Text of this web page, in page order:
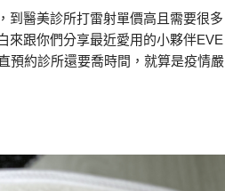
到醫美診所打雷射單價高且需要很多
來跟你們分享最近愛用的小夥伴EVE
預約診所還要喬時間，就算是疫情嚴